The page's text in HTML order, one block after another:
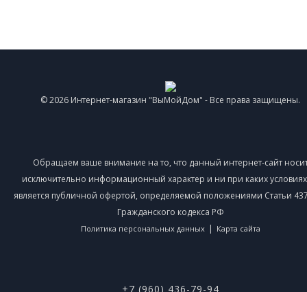
© 2026 Интернет-магазин "ВыМойДом" - Все права защищены.
Обращаем ваше внимание на то, что данный интернет-сайт
исключительно информационный характер и ни при каких
является публичной офертой, определяемой положениями Статьи
Гражданского кодекса РФ
Политика персональных данных | Карта сайта
+7 (960) 436-79-94